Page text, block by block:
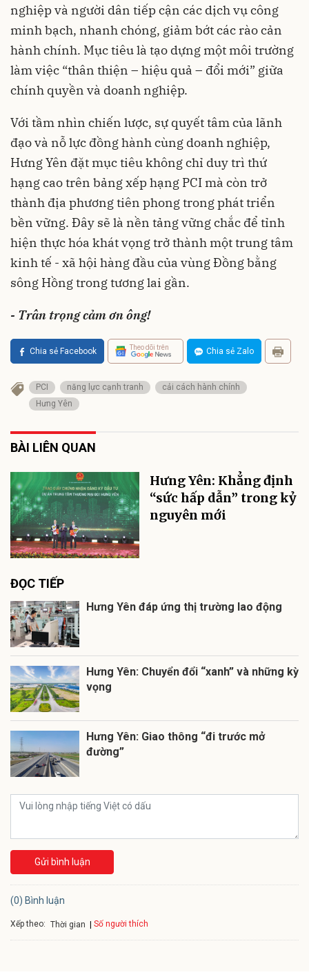
nghiệp và người dân tiếp cận các dịch vụ công
minh bạch, nhanh chóng, giảm bớt các rào cản
hành chính. Mục tiêu là tạo dựng một môi trường
làm việc “thân thiện – hiệu quả – đổi mới” giữa
chính quyền và doanh nghiệp.
Với tầm nhìn chiến lược, sự quyết tâm của lãnh
đạo và nỗ lực đồng hành cùng doanh nghiệp,
Hưng Yên đặt mục tiêu không chỉ duy trì thứ
hạng cao trên bảng xếp hạng PCI mà còn trở
thành địa phương tiên phong trong phát triển
bền vững. Đây sẽ là nền tảng vững chắc để tỉnh
hiện thực hóa khát vọng trở thành một trung tâm
kinh tế - xã hội hàng đầu của vùng Đồng bằng
sông Hồng trong tương lai gần.
- Trân trọng cảm ơn ông!
Chia sẻ Facebook Theo dõi trên Chia sẻ Zalo
PCI năng lực cạnh tranh
cải cách hành chính
Hưng Yên
BÀI LIÊN QUAN
Hưng Yên: Khẳng định
“sức hấp dẫn” trong kỷ
nguyên mới
ĐỌC TIẾP
Hưng Yên đáp ứng thị trường lao động
Hưng Yên: Chuyển đổi “xanh” và những kỳ
vọng
Hưng Yên: Giao thông “đi trước mở
đường”
Gửi bình luận
(0) Bình luận
Xếp theo: Thời gian Số người thích